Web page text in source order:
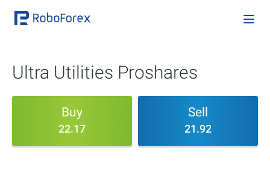
Ultra Utilities Proshares
Buy
22.17
Sell
21.92